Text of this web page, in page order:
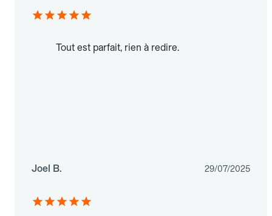
Tout est parfait, rien à redire.
Joel B. 29/07/2025